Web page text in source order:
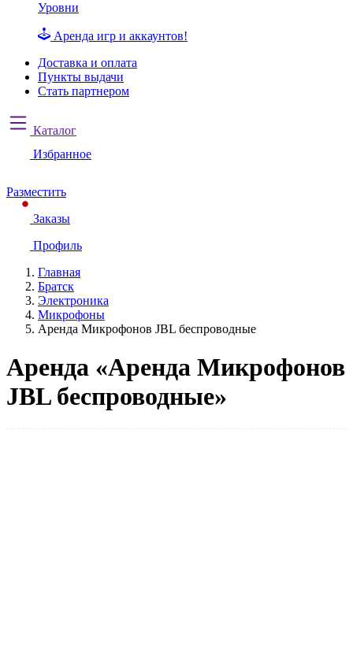
Уровни
Аренда игр и аккаунтов!
Доставка и оплата
Пункты выдачи
Стать партнером
Каталог
Избранное
Разместить
Заказы
Профиль
Главная
Братск
Электроника
Микрофоны
Аренда Микрофонов JBL беспроводные
Аренда «Аренда Микрофонов
JBL беспроводные»